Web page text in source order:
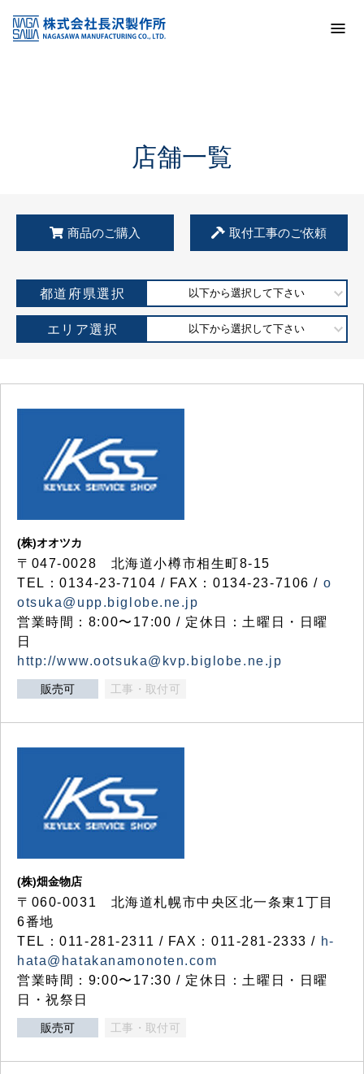
KSS加盟店・取扱店情報
店舗一覧
店舗一覧
商品のご購入 取付工事のご依頼
都道府県選択 以下から選択して下さい
エリア選択 以下から選択して下さい
(株)オオツカ
〒047-0028 北海道小樽市相生町8-15
TEL：0134-23-7104 / FAX：0134-23-7106 / o
otsuka@upp.biglobe.ne.jp
営業時間：8:00〜17:00 / 定休日：土曜日・日曜
日
http://www.ootsuka@kvp.biglobe.ne.jp
販売可 工事・取付可
(株)畑金物店
〒060-0031 北海道札幌市中央区北一条東1丁目
6番地
TEL：011-281-2311 / FAX：011-281-2333 / h-
hata@hatakanamonoten.com
営業時間：9:00〜17:30 / 定休日：土曜日・日曜
日・祝祭日
販売可 工事・取付可